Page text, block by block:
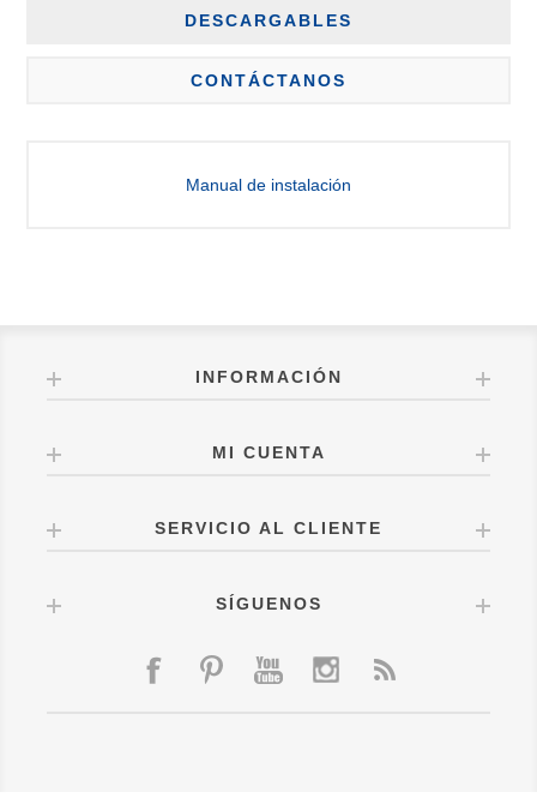
DESCARGABLES
CONTÁCTANOS
Manual de instalación
INFORMACIÓN
MI CUENTA
SERVICIO AL CLIENTE
SÍGUENOS